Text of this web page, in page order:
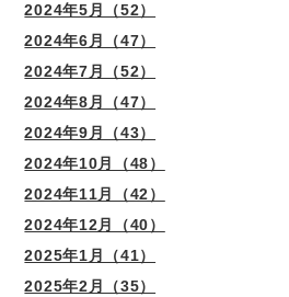
2024年5月（52）
2024年6月（47）
2024年7月（52）
2024年8月（47）
2024年9月（43）
2024年10月（48）
2024年11月（42）
2024年12月（40）
2025年1月（41）
2025年2月（35）